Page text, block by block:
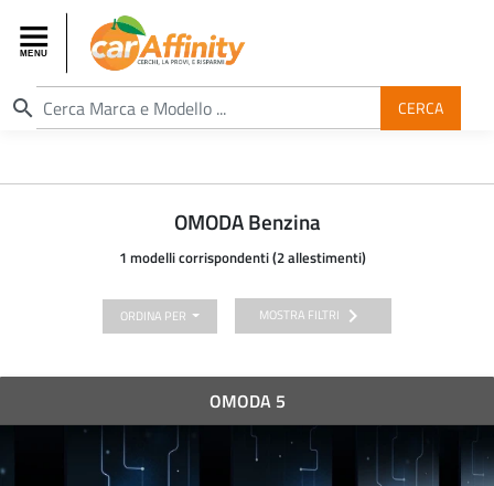
search CERCA
OMODA Benzina
1 modelli corrispondenti (2 allestimenti)
ORDINA PER MOSTRA FILTRI chevron_right
OMODA 5